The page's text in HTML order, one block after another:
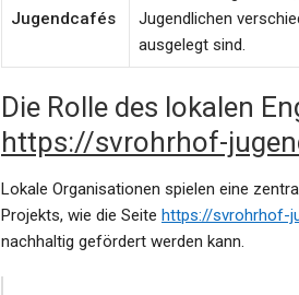
Jugendcafés
Jugendlichen
ausgelegt sind.
Die Rolle des lokalen
https://svrohrhof-
Lokale Organisationen spielen eine
Projekts, wie die Seite https://svrohrhof-
nachhaltig gefördert werden kann.